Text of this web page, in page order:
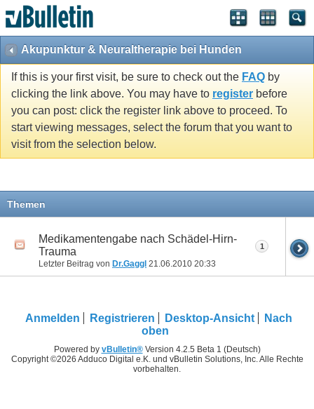
Akupunktur & Neuraltherapie bei Hunden
If this is your first visit, be sure to check out the FAQ by
clicking the link above. You may have to register before
you can post: click the register link above to proceed. To
start viewing messages, select the forum that you want to
visit from the selection below.
Themen
Medikamentengabe nach Schädel-Hirn-
Trauma
Letzter Beitrag von Dr.Gaggl 21.06.2010 20:33
1
Anmelden Registrieren Desktop-Ansicht
Nach
oben
Powered by vBulletin®Version 4.2.5 Beta 1 (Deutsch)
Copyright ©2026 Adduco Digital e.K. und vBulletin Solutions, Inc. Alle Rechte
vorbehalten.